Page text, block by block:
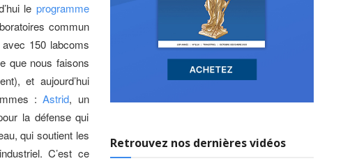
le programme
commun
150 labcoms
que nous faisons
et aujourd’hui
:Astrid, un
la défense qui
qui soutient les
C’est ce
Retrouvez nos dernières vidéos